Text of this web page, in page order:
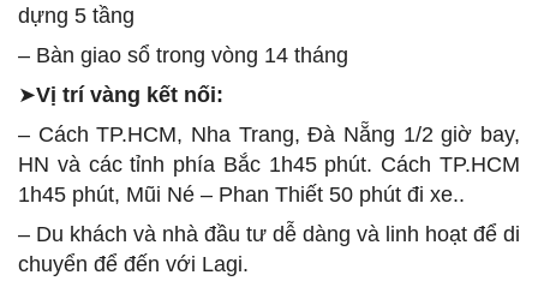
dựng 5 tầng
– Bàn giao sổ trong vòng 14 tháng
➤Vị trí vàng kết nối:
– Cách TP.HCM, Nha Trang, Đà Nẵng 1/2 giờ bay,
HN và các tỉnh phía Bắc 1h45 phút. Cách TP.HCM
1h45 phút, Mũi Né – Phan Thiết 50 phút đi xe..
– Du khách và nhà đầu tư dễ dàng và linh hoạt để di
chuyển để đến với Lagi.